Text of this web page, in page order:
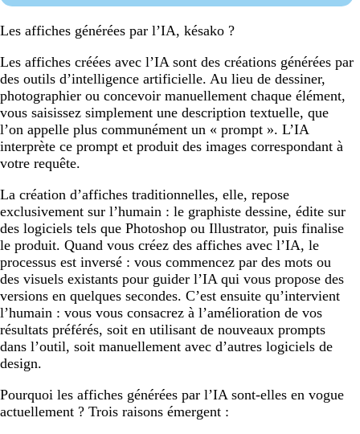
Les affiches générées par l’IA, késako ?
Les affiches créées avec l’IA sont des créations générées par
des outils d’intelligence artificielle. Au lieu de dessiner,
photographier ou concevoir manuellement chaque élément,
vous saisissez simplement une description textuelle, que
l’on appelle plus communément un « prompt ». L’IA
interprète ce prompt et produit des images correspondant à
votre requête.
La création d’affiches traditionnelles, elle, repose
exclusivement sur l’humain : le graphiste dessine, édite sur
des logiciels tels que Photoshop ou Illustrator, puis finalise
le produit. Quand vous créez des affiches avec l’IA, le
processus est inversé : vous commencez par des mots ou
des visuels existants pour guider l’IA qui vous propose des
versions en quelques secondes. C’est ensuite qu’intervient
l’humain : vous vous consacrez à l’amélioration de vos
résultats préférés, soit en utilisant de nouveaux prompts
dans l’outil, soit manuellement avec d’autres logiciels de
design.
Pourquoi les affiches générées par l’IA sont-elles en vogue
actuellement ? Trois raisons émergent :